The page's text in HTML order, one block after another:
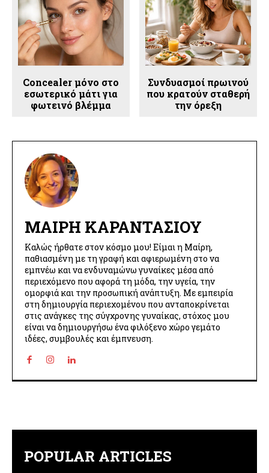
Concealer μόνο στο
εσωτερικό μάτι για
φωτεινό βλέμμα
Συνδυασμοί πρωινού
που κρατούν σταθερή
την όρεξη
ΜΑΊΡΗ ΚΑΡΑΝΤΆΣΙΟΥ
Καλώς ήρθατε στον κόσμο μου! Είμαι η Μαίρη,
παθιασμένη με τη γραφή και αφιερωμένη στο να
εμπνέω και να ενδυναμώνω γυναίκες μέσα από
περιεχόμενο που αφορά τη μόδα, την υγεία, την
ομορφιά και την προσωπική ανάπτυξη. Με εμπειρία
στη δημιουργία περιεχομένου που ανταποκρίνεται
στις ανάγκες της σύγχρονης γυναίκας, στόχος μου
είναι να δημιουργήσω ένα φιλόξενο χώρο γεμάτο
ιδέες, συμβουλές και έμπνευση.
POPULAR ARTICLES